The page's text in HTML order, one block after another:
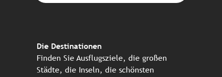
Die Destinationen
Finden Sie Ausflugsziele, die großen
Städte, die Inseln, die schönsten